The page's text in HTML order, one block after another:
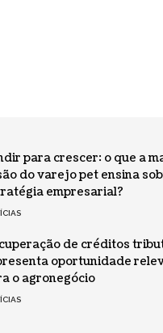
para crescer: o que a
do varejo pet ensina
empresarial?
de créditos
oportunidade
o agronegócio